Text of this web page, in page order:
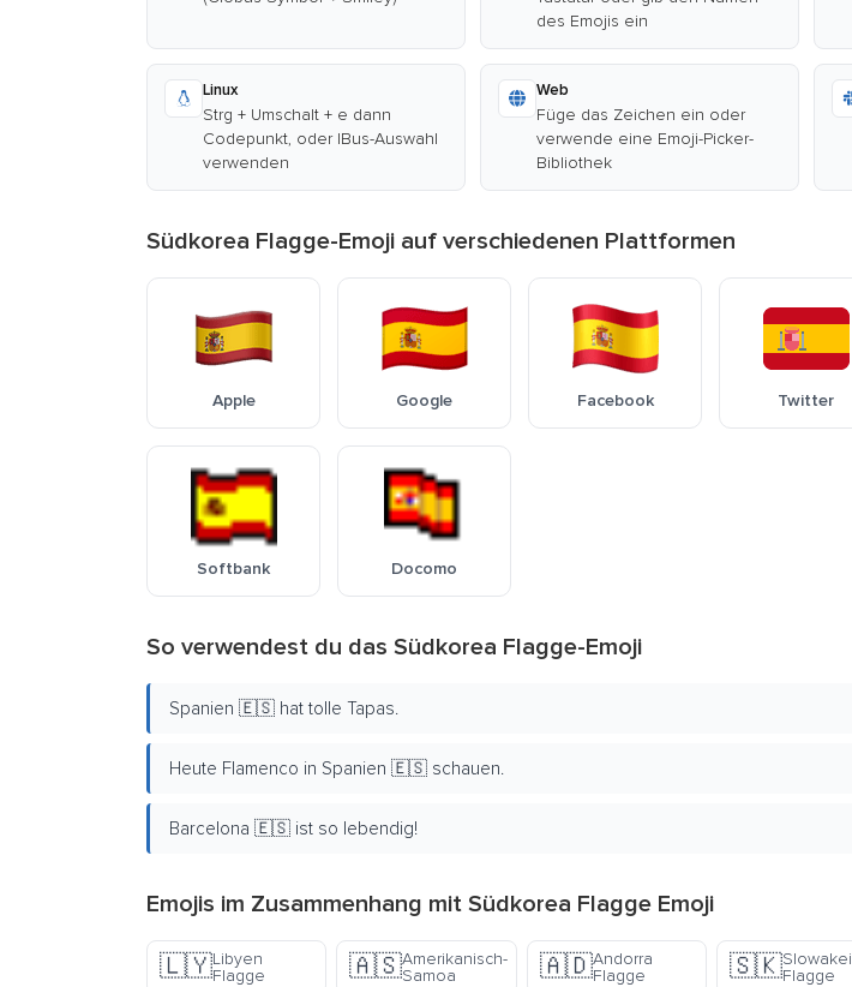
des Emojis ein
Linux
Strg + Umschalt + e dann
Codepunkt, oder IBus-Auswahl
verwenden
Web
Füge das Zeichen ein oder
verwende eine Emoji-Picker-
Bibliothek
Südkorea Flagge-Emoji auf verschiedenen Plattformen
Apple Google Facebook Twitter
Softbank Docomo
So verwendest du das Südkorea Flagge-Emoji
Spanien 🇪🇸 hat tolle Tapas.
Heute Flamenco in Spanien 🇪🇸 schauen.
Barcelona 🇪🇸 ist so lebendig!
Emojis im Zusammenhang mit Südkorea Flagge Emoji
🇱🇾Libyen
Flagge
🇦🇸Amerikanisch-
Samoa
🇦🇩Andorra
Flagge
🇸🇰Slowakei
Flagge